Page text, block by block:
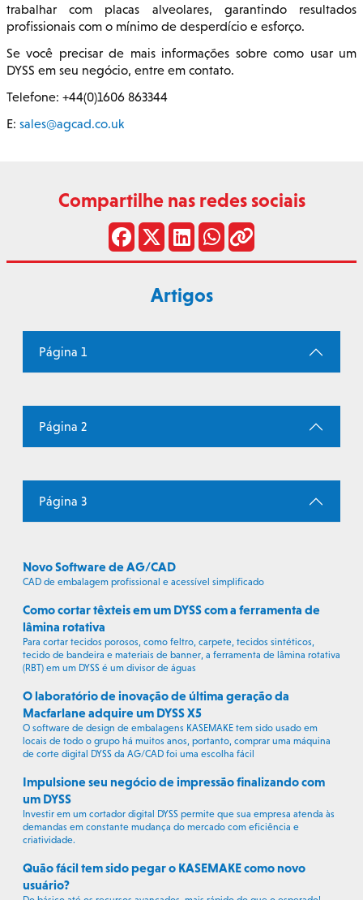
trabalhar com placas alveolares, garantindo resultados
profissionais com o mínimo de desperdício e esforço.
Se você precisar de mais informações sobre como usar um
DYSS em seu negócio, entre em contato.
Telefone: +44(0)1606 863344
E: sales@agcad.co.uk
Compartilhe nas redes sociais
Artigos
Página 1
Página 2
Página 3
Novo Software de AG/CAD
CAD de embalagem profissional e acessível simplificado
Como cortar têxteis em um DYSS com a ferramenta de
lâmina rotativa
Para cortar tecidos porosos, como feltro, carpete, tecidos sintéticos,
tecido de bandeira e materiais de banner, a ferramenta de lâmina rotativa
(RBT) em um DYSS é um divisor de águas
O laboratório de inovação de última geração da
Macfarlane adquire um DYSS X5
O software de design de embalagens KASEMAKE tem sido usado em
locais de todo o grupo há muitos anos, portanto, comprar uma máquina
de corte digital DYSS da AG/CAD foi uma escolha fácil
Impulsione seu negócio de impressão finalizando com
um DYSS
Investir em um cortador digital DYSS permite que sua empresa atenda às
demandas em constante mudança do mercado com eficiência e
criatividade.
Quão fácil tem sido pegar o KASEMAKE como novo
usuário?